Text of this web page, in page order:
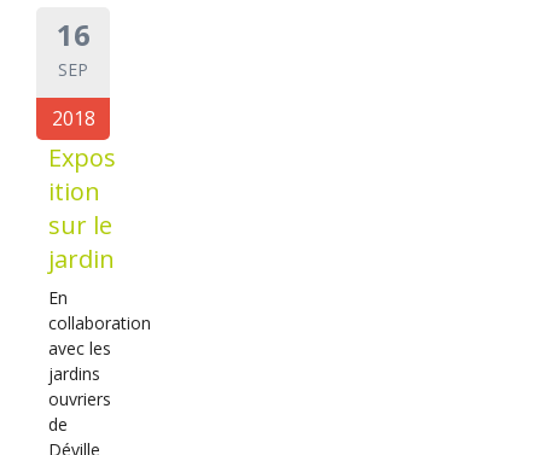
16
SEP
2018
Expos
ition
sur le
jardin
En
collaboration
avec les
jardins
ouvriers
de
Déville